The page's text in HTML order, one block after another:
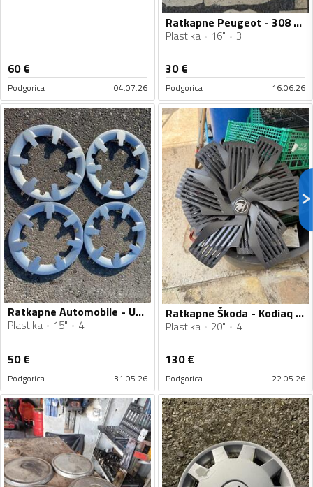
60€
Podgorica 04.07.26
Ratkapne Peugeot - 308 - 16" - 3 kom.
Plastika 16" 3
30€
Podgorica 16.06.26
Ratkapne Automobile - Univerzalno - 15" - 4 kom.
Plastika 15" 4
50€
Podgorica 31.05.26
Ratkapne Škoda - Kodiaq - 20" - 4 kom.
Plastika 20" 4
130€
Podgorica 22.05.26